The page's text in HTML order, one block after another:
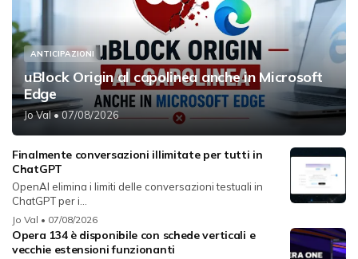
ANTICIPAZIONI
uBlock Origin al capolinea anche in Microsoft
Edge
Jo Val• 07/08/2026
Finalmente conversazioni illimitate per tutti in
ChatGPT
OpenAI elimina i limiti delle conversazioni testuali in
ChatGPT per i...
Jo Val • 07/08/2026
Opera 134 è disponibile con schede verticali e
vecchie estensioni funzionanti